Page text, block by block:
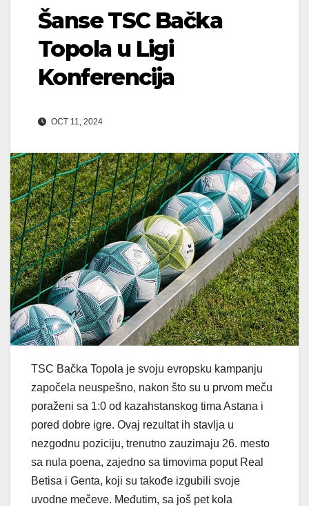
Šanse TSC Bačka
Topola u Ligi
Konferencija
OCT 11, 2024
TSC Bačka Topola je svoju evropsku kampanju
započela neuspešno, nakon što su u prvom meču
poraženi sa 1:0 od kazahstanskog tima Astana i
pored dobre igre. Ovaj rezultat ih stavlja u
nezgodnu poziciju, trenutno zauzimaju 26. mesto
sa nula poena, zajedno sa timovima poput Real
Betisa i Genta, koji su takođe izgubili svoje
uvodne mečeve. Međutim, sa još pet kola